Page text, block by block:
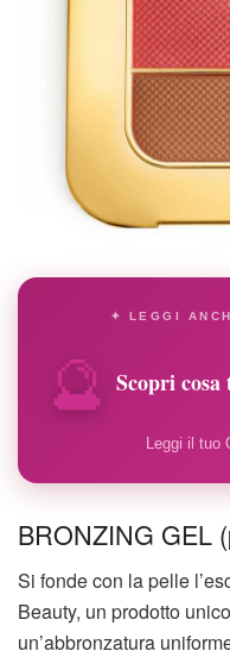
🔮
✦ LEGGI
Scopri
Leggi il
BRONZING GEL
Si fonde con la pelle
Beauty, un prodotto
un’abbronzatura